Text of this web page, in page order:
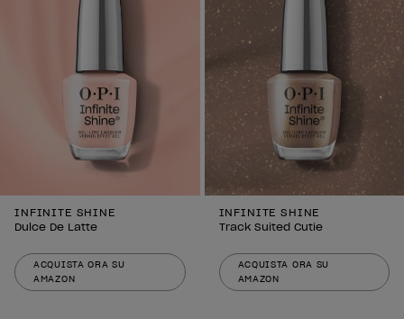
INFINITE SHINE
Dulce De Latte
ACQUISTA ORA SU
AMAZON
INFINITE SHINE
Track Suited Cutie
ACQUISTA ORA SU
AMAZON